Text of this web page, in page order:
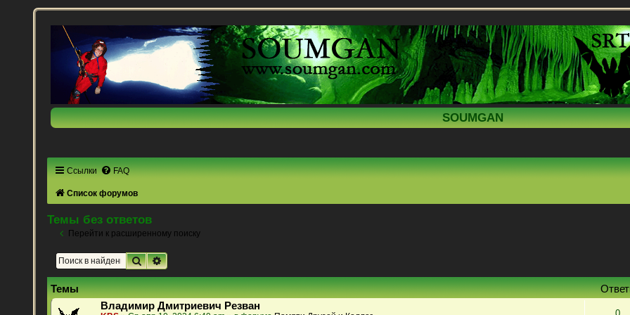
SOUMGAN
Ссылки FAQ
Список форумов
Темы без ответов
Перейти к расширенному поиску
ПоискРасширенный поиск
Темы
Владимир Дмитриевич Резван